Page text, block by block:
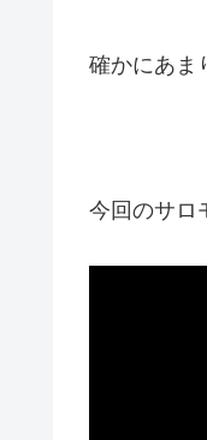
確かにあま
今回のサロ